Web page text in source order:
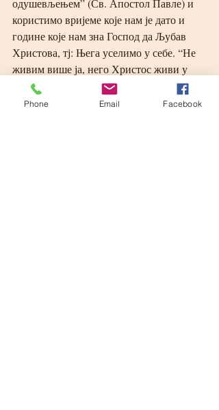
одушевљењем” (Св. Апостол Павле) и
користимо вријеме које нам је дато и
године које нам зна Господ да Љубав
Христова, тј: Њега уселимо у себе. “Не
живим више ја, него Христос живи у
мени”, и “љубите једни друге као што
љубим ја вас” (Св. Апостол Павле). Да
Phone Email Facebook